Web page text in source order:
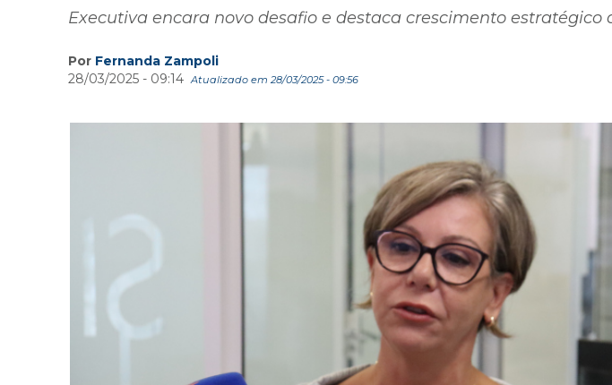
Executiva encara novo desafio e destaca crescimento estratégico
Por Fernanda Zampoli
28/03/2025 - 09:14 Atualizado em 28/03/2025 - 09:56